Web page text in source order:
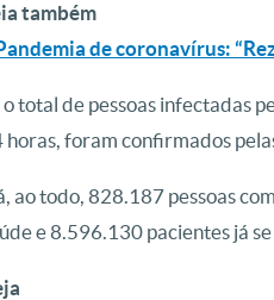
também
de coronavírus:
o total de pessoas infectadas
horas, foram confirmados
ao todo, 828.187 pessoas
e 8.596.130 pacientes já